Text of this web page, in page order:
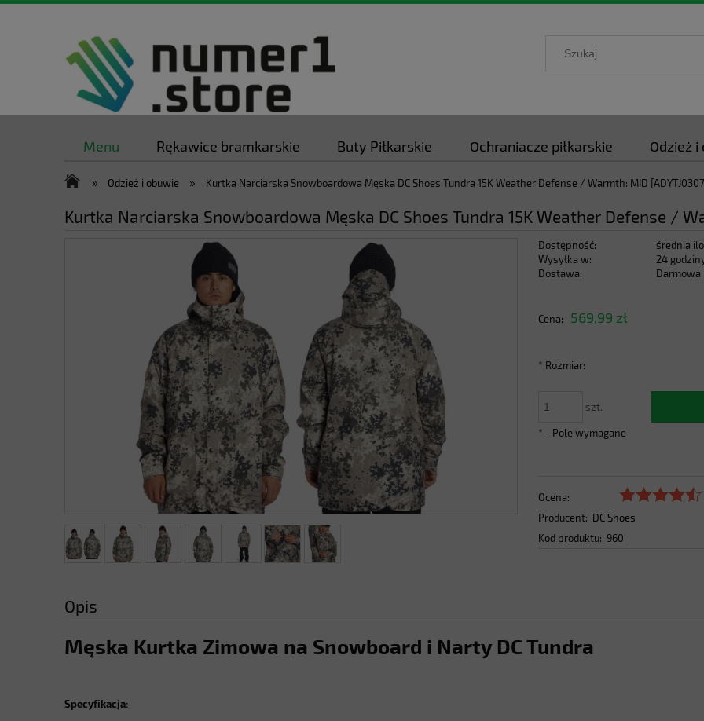
Menu Rękawice bramkarskie Buty Piłkarskie Ochraniacze piłkarskie Odzież i
» Odzież i obuwie » Kurtka Narciarska Snowboardowa Męska DC Shoes Tundra 15K Weather Defense / Warmth: MID
Kurtka Narciarska Snowboardowa Męska DC Shoes Tundra 15K Weather Defense /
Dostępność:
średnia
Wysyłka w:
24
Dostawa:
Darmowa
płatnościCena: 569,99 zł
* Rozmiar:
szt.
* - Pole wymagane
Ocena:
Producent: DC Shoes
Kod produktu: 960
Opis
Męska Kurtka Zimowa na Snowboard i Narty DC Tundra
Specyfikacja: